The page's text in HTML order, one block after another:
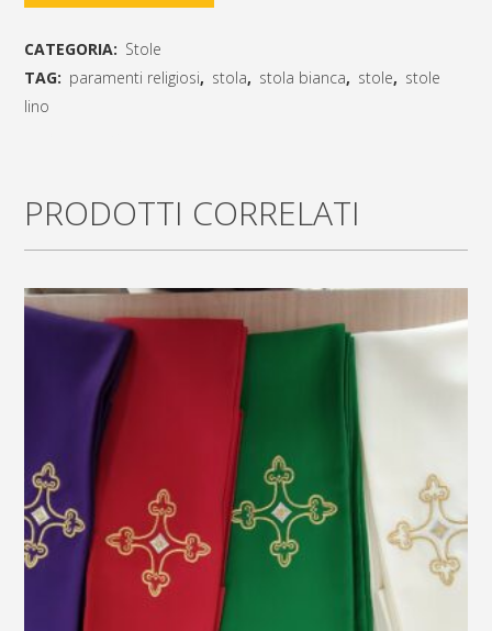
a
bianco
CATEGORIA: Stole
TAG: paramenti religiosi, stola, stola bianca, stole, stole
lino
PRODOTTI CORRELATI